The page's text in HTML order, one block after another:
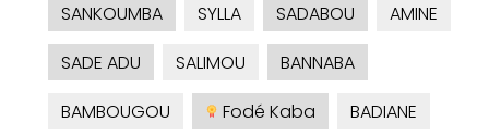
SANKOUMBA
SYLLA SADABOU
AMINE
SADE ADU
SALIMOU
BANNABA
BAMBOUGOU
Fodé Kaba
BADIANE